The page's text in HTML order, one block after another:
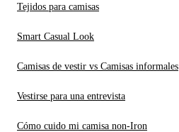
Tejidos para camisas
Smart Casual Look
Camisas de vestir vs Camisas informales
Vestirse para una entrevista
Cómo cuido mi camisa non-Iron